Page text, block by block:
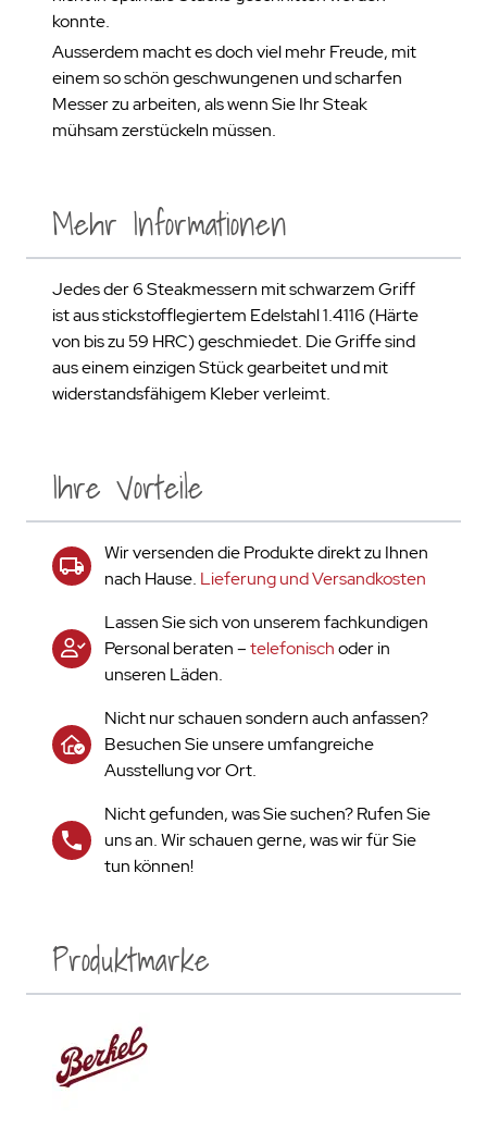
konnte.
Ausserdem macht es doch viel mehr Freude, mit
einem so schön geschwungenen und scharfen
Messer zu arbeiten, als wenn Sie Ihr Steak
mühsam zerstückeln müssen.
Ihre Vorteile
Wir versenden die Produkte direkt zu Ihnen
nach Hause. Lieferung und Versandkosten
Lassen Sie sich von unserem fachkundigen
Personal beraten –telefonischoder in
unseren Läden.
Nicht nur schauen sondern auch anfassen?
Besuchen Sie unsere umfangreiche
Ausstellung vor Ort.
Nicht gefunden, was Sie suchen? Rufen Sie
uns an. Wir schauen gerne, was wir für Sie
tun können!
Mehr Informationen
Jedes der 6 Steakmessern mit schwarzem Griff
ist aus stickstofflegiertem Edelstahl 1.4116 (Härte
von bis zu 59 HRC) geschmiedet. Die Griffe sind
aus einem einzigen Stück gearbeitet und mit
widerstandsfähigem Kleber verleimt.
Produktmarke